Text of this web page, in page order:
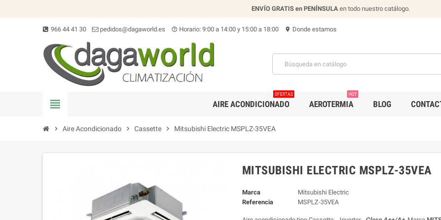
ENVÍO GRATIS en PENÍNSULA en todo nuestro catálogo.
966 44 41 30 pedidos@dagaworld.es help_outline Horario: 9:00 a 14:00 y 15:00 a 18:00 location_on Donde estamos
view_headline AIRE ACONDICIONADO
OFERTAS
AEROTERMIA
HOT
BLOG
chevron_right Aire Acondicionado chevron_right Cassette chevron_right Mitsubishi Electric MSPLZ-35VEA
MITSUBISHI ELECTRIC MSPLZ-35VEA
Marca
Mitsubishi Electric
Referencia
MSPLZ-35VEA